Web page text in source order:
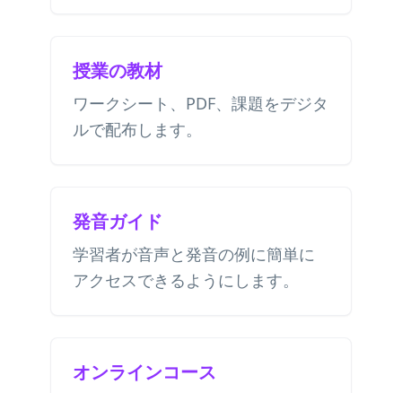
授業の教材
ワークシート、PDF、課題をデジタ
ルで配布します。
発音ガイド
学習者が音声と発音の例に簡単に
アクセスできるようにします。
オンラインコース